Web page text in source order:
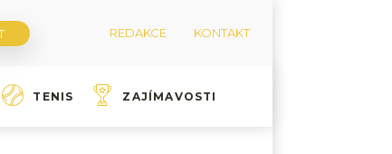
REDAKCE KONTAKT
TENIS ZAJÍMAVOSTI